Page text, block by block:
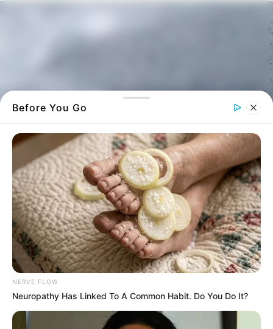
Χιλιάδες πουλιά facebook
Before You Go
NERVE FLOW
Neuropathy Has Linked To A Common Habit. Do You Do It?